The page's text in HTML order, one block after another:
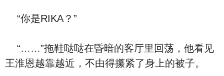
“你是RIKA？”
“……”拖鞋哒哒在昏暗的客厅里回荡，他看见
王淮恩越靠越近，不由得攥紧了身上的被子。